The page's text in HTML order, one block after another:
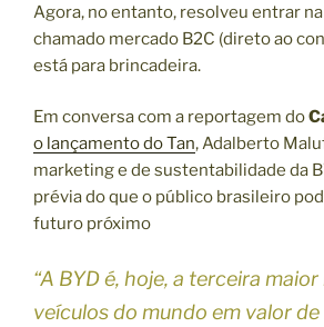
Agora, no entanto, resolveu entrar
chamado mercado B2C (direto ao
está para brincadeira.
Em conversa com a reportagem do
o lançamento do Tan, Adalberto
marketing e de sustentabilidade da
prévia do que o público brasileiro
futuro próximo
“A BYD é, hoje, a terceira
veículos do mundo em valor